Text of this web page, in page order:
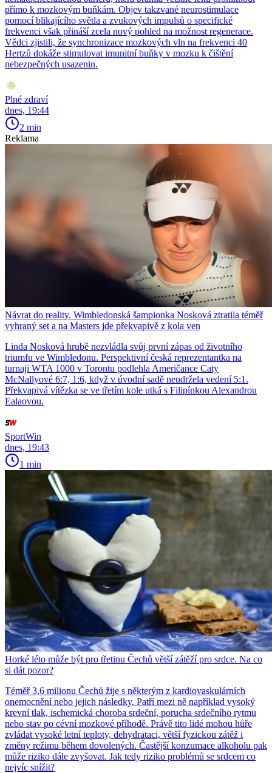
přímo k mozkovým buňkám. Objev takzvané neurostimulace
pomocí blikajícího světla a zvukových impulsů o specifické
frekvenci však přináší zcela nový pohled na možnost regenerace.
Vědci zjistili, že synchronizace mozkových vln na frekvenci 40
Hertzů dokáže stimulovat imunitní buňky v mozku k čištění
nebezpečných usazenin.
Plné zdraví
dnes, 19:44
2 min
Reklama
Návrat do reality. Wimbledonská šampionka Nosková ztratila téměř
vyhraný set a na Masters jde překvapivě z kola ven
Linda Nosková hrubě nezvládla svůj první zápas od životního
triumfu ve Wimbledonu. Perspektivní česká reprezentantka na
turnaji WTA 1000 v Torontu podlehla Američance Caty
McNallyové 6:7, 1:6, když v úvodní sadě neudržela vedení 5:1.
Překvapivá vítězka se ve třetím kole utká s Filipínkou Alexandrou
Ealaovou.
SportWin
dnes, 19:43
1 min
Horké léto může být pro třetinu Čechů větší zátěží pro srdce. Na co
si dát pozor?
Téměř 3,6 milionu Čechů žije s některým z kardiovaskulárních
onemocnění nebo jejich následky. Patří mezi ně například vysoký
krevní tlak, ischemická choroba srdeční, porucha srdečního rytmu
nebo stav po cévní mozkové příhodě. Právě tito lidé mohou hůře
zvládat vysoké letní teploty, dehydrataci, větší fyzickou zátěž i
změny režimu během dovolených. Častější konzumace alkoholu pak
může riziko dále zvyšovat. Jak tedy riziko problémů se srdcem co
nejvíc snížit?